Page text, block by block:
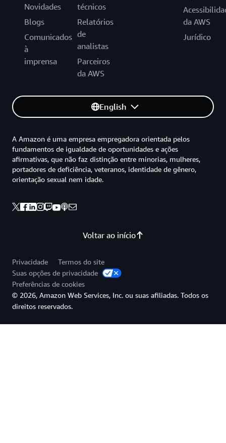
Novidades
Blogs
Comunicados
à
imprensa
técnicos
Relatórios
de
analistas
Parceiros
da AWS
da AWS
Jurídico
English
Voltar ao início
A Amazon é uma empresa empregadora orientada pelos
fundamentos de igualdade de oportunidades e ações
afirmativas, que não faz distinção entre minorias, mulheres,
portadores de deficiência, veteranos, identidade de gênero,
orientação sexual nem idade.
Privacidade
Termos do site
Suas opções de privacidade
Preferências de cookies
© 2026, Amazon Web Services, Inc. ou suas afiliadas. Todos os
direitos reservados.